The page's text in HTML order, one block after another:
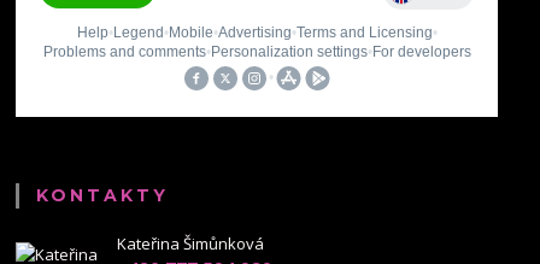
KONTAKTY
Kateřina Šimůnková